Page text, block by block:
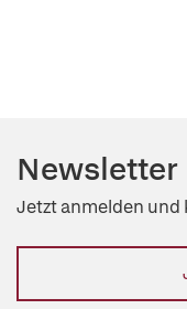
Newsletter
Jetzt anmelden und